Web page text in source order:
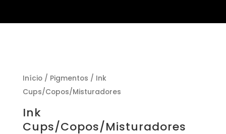
Início/ Pigmentos / Ink
Cups/Copos/Misturadores
Ink
Cups/Copos/Misturadores